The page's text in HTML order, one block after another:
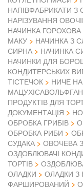
НАПІВФАБРИКАТИ З
НАРІЗУВАННЯ
НАЧИНКА ГОРОХОВА
МАКУ
НАЧИНКА З
СИРНА
НАЧИНКА
НАЧИНКИ ДЛЯ
КОНДИТЕРСЬКИХ
ТІСТЕЧОК
НИЧЕ
ПРОДУКТІВ ДЛЯ
ДОКУМЕНТАЦІЯ
ОБРОБКА ГРИБІВ
ОБРОБКА РИБИ
СУДАКА
ОВОЧЕВА
ОЗДОБЛЮВАЧІ
ТОРТІВ
ОЛАДКИ
ОЛАДКИ З
ФАРШИРОВАНИЙ